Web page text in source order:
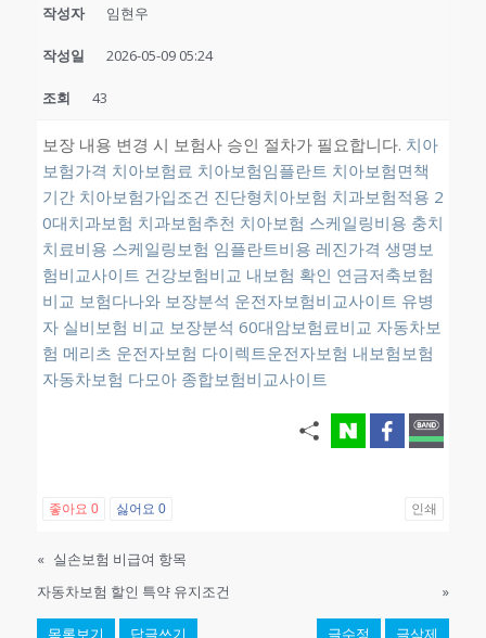
작성자 임현우
작성일 2026-05-09 05:24
조회 43
보장 내용 변경 시 보험사 승인 절차가 필요합니다. 치아
보험가격 치아보험료 치아보험임플란트 치아보험면책
기간 치아보험가입조건 진단형치아보험 치과보험적용 2
0대치과보험 치과보험추천 치아보험 스케일링비용 충치
치료비용 스케일링보험 임플란트비용 레진가격 생명보
험비교사이트 건강보험비교 내보험 확인 연금저축보험
비교 보험다나와 보장분석 운전자보험비교사이트 유병
자 실비보험 비교 보장분석 60대암보험료비교 자동차보
험 메리츠 운전자보험 다이렉트운전자보험 내보험보험
자동차보험 다모아 종합보험비교사이트
좋아요 0 싫어요 0 인쇄
« 실손보험 비급여 항목
자동차보험 할인 특약 유지조건
»
목록보기 답글쓰기 글수정 글삭제